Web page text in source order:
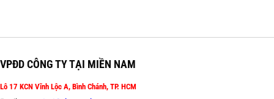
VPĐD CÔNG TY TẠI MIỀN NAM
Lô 17 KCN Vĩnh Lộc A, Bình Chánh, TP. HCM